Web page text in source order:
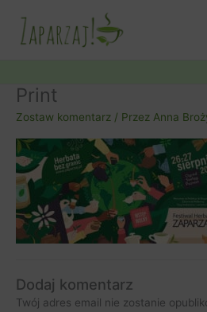
treści
Print
Zostaw komentarz / Przez Anna
Dodaj komentarz
Twój adres email nie zostanie